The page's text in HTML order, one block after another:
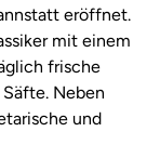
eröffnet.
mit einem
frische
Neben
und